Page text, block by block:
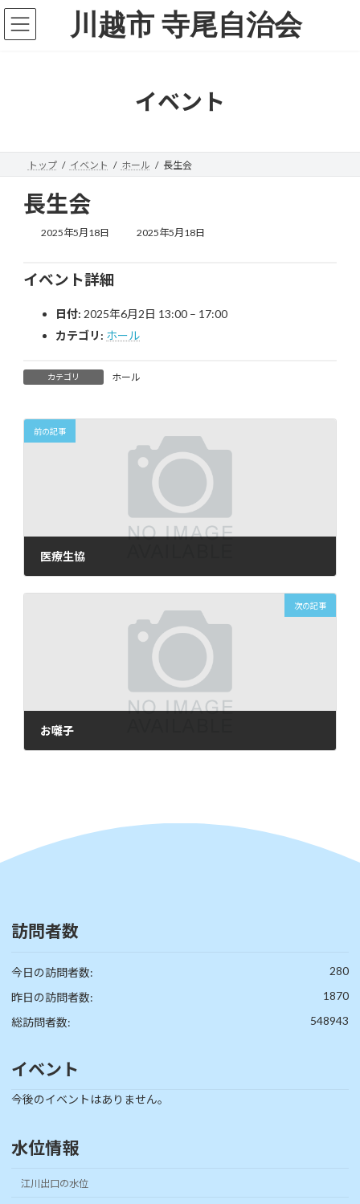
コ
テ
プ
ナ
ゲ
動
川越市 寺尾自治会
イベント
トップ イベント ホール 長生会
長生会
2025年5月18日
最
:
2025年5月18日
イベント詳細
日付: 2025年6月2日 13:00 – 17:00
カテゴリ: ホール
カテゴリ ホール
前の記事
医療生協
次の記事
お囃子
訪問者数
280
今日の訪問者数:
1870
昨日の訪問者数:
548943
総訪問者数:
イベント
今後のイベントはありません。
水位情報
江川出口の水位